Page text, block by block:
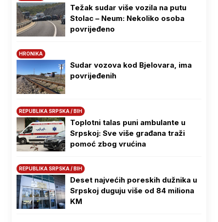
Težak sudar više vozila na putu
Stolac – Neum: Nekoliko osoba
povrijeđeno
HRONIKA
Sudar vozova kod Bjelovara, ima
povrijeđenih
REPUBLIKA SRPSKA / BIH
Toplotni talas puni ambulante u
Srpskoj: Sve više građana traži
pomoć zbog vrućina
REPUBLIKA SRPSKA / BIH
Deset najvećih poreskih dužnika u
Srpskoj duguju više od 84 miliona
KM